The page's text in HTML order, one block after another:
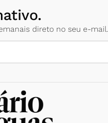
direto no seu e-mail.